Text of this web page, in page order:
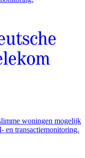
woningen mogelijk
en transactiemonitoring.